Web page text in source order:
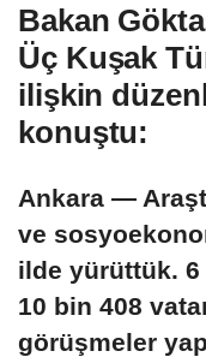
Bakan
Üç Kuşak
ilişkin
konuştu:
Ankara —
ve
ilde yürüttük. 6
10 bin 408
görüşmeler